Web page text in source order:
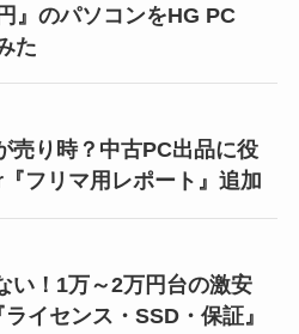
』のパソコンをHG PC
た
売り時？中古PC出品に役
フリマ用レポート』追加
い！1万～2万円台の激安
イセンス・SSD・保証』